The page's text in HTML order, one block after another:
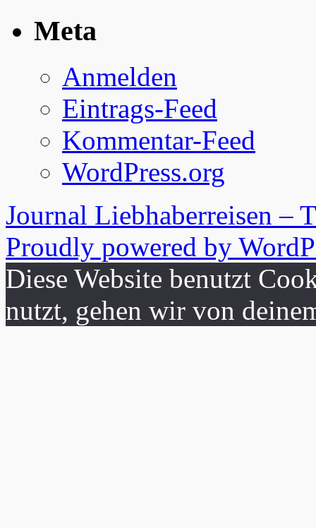
Meta
Anmelden
Eintrags-Feed
Kommentar-Feed
WordPress.org
Journal Liebhaberreisen –
Proudly powered by
Diese Website benutzt
nutzt, gehen wir von